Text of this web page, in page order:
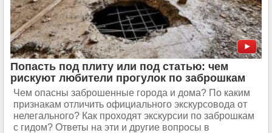
Попасть под плиту или под статью: чем
рискуют любители прогулок по заброшкам
Чем опасны заброшенные города и дома? По каким
признакам отличить официального экскурсовода от
нелегального? Как проходят экскурсии по заброшкам
с гидом? Ответы на эти и другие вопросы в